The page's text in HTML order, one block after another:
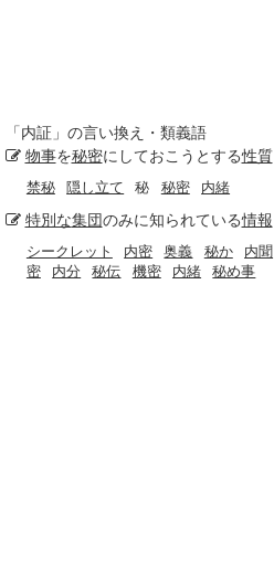
「内証 」の言い換え・類義語
物事を秘密にしておこうとする性質
禁秘 隠し立て 秘 秘密 内緒
特別な集団のみに知られている情報
シークレット 内密 奥義 秘か 内聞
密
内分 秘伝 機密 内緒 秘め事